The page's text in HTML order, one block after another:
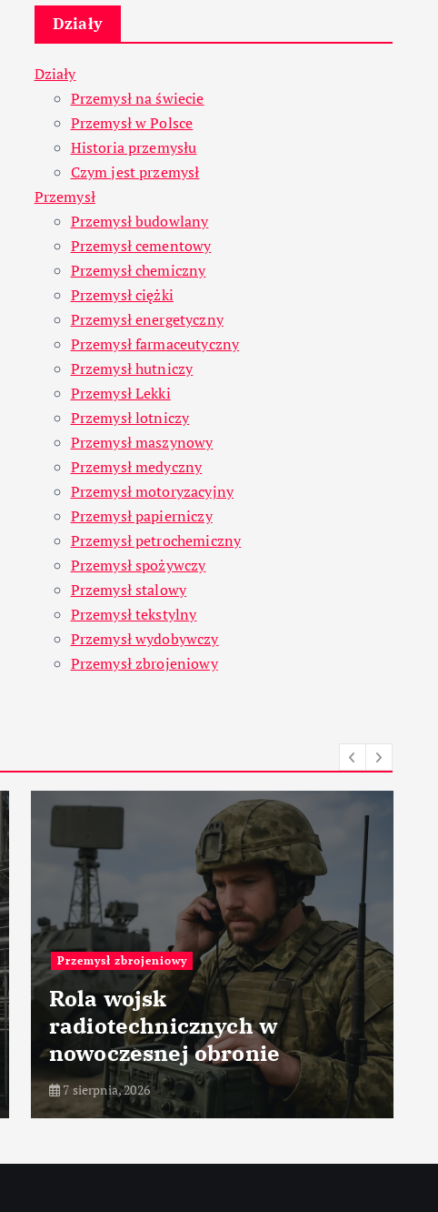
Działy
Działy
Przemysł na świecie
Przemysł w Polsce
Historia przemysłu
Czym jest przemysł
Przemysł
Przemysł budowlany
Przemysł cementowy
Przemysł chemiczny
Przemysł ciężki
Przemysł energetyczny
Przemysł farmaceutyczny
Przemysł hutniczy
Przemysł Lekki
Przemysł lotniczy
Przemysł maszynowy
Przemysł medyczny
Przemysł motoryzacyjny
Przemysł papierniczy
Przemysł petrochemiczny
Przemysł spożywczy
Przemysł stalowy
Przemysł tekstylny
Przemysł wydobywczy
Przemysł zbrojeniowy
Przemysł medyczny
Technologie optyczne w
tomografii
7 sierpnia, 2026